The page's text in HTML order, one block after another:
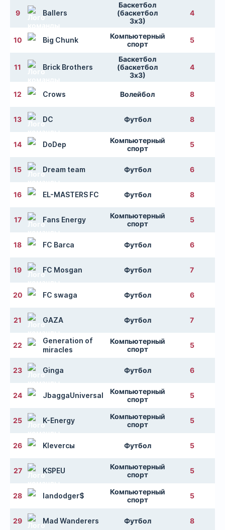
9 Ballers
Баскетбол
(баскетбол
3х3)
4
10 Big Chunk
Компьютерный
спорт
5
11 Brick Brothers
Баскетбол
(баскетбол
3х3)
4
12 Crows Волейбол 8
13 DC Футбол 8
14 DoDep
Компьютерный
спорт
5
15 Dream team Футбол 6
16 EL-MASTERS FC Футбол 8
17 Fans Energy
Компьютерный
спорт
5
18 FC Barca Футбол 6
19 FC Mosgan Футбол 7
20 FC swaga Футбол 6
21 GAZA Футбол 7
22
Generation of
miracles
Компьютерный
спорт
5
23 Ginga Футбол 6
24 JbaggaUniversal
Компьютерный
спорт
5
25 K-Energy
Компьютерный
спорт
5
26 Kleverсы Футбол 5
27 KSPEU
Компьютерный
спорт
5
28 landodger$
Компьютерный
спорт
5
29 Mad Wanderers Футбол 8